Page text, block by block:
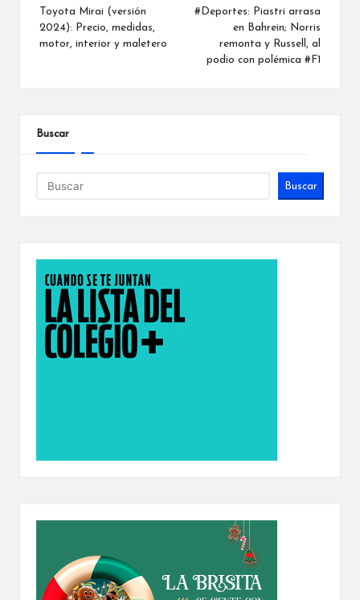
de
entradas
Toyota Mirai (versión
2024): Precio, medidas,
motor, interior y maletero
#Deportes: Piastri arrasa
en Bahrein; Norris
remonta y Russell, al
podio con polémica #F1
Buscar
Buscar